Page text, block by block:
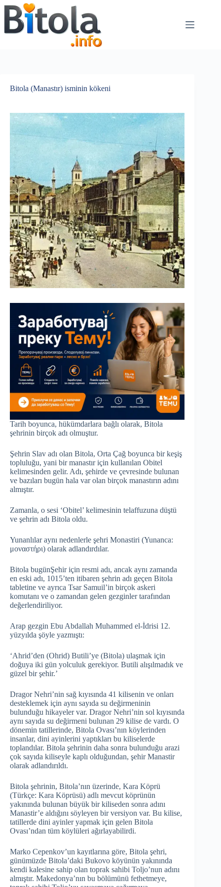
Bitola (Manastır) isminin kökeni
Tarih boyunca, hükümdarlara bağlı olarak, Bitola
şehrinin birçok adı olmuştur.
Şehrin Slav adı olan Bitola, Orta Çağ boyunca bir keşiş
topluluğu, yani bir manastır için kullanılan Obitel
kelimesinden gelir. Adı, şehirde ve çevresinde bulunan
ve bazıları bugün hala var olan birçok manastırın adını
almıştır.
Zamanla, o sesi ‘Obitel’ kelimesinin telaffuzuna düştü
ve şehrin adı Bitola oldu.
Yunanlılar aynı nedenlerle şehri Monastiri (Yunanca:
μοναστήρι) olarak adlandırdılar.
Bitola bugünŞehir için resmi adı, ancak aynı zamanda
en eski adı, 1015’ten itibaren şehrin adı geçen Bitola
tabletine ve ayrıca Tsar Samuil’in birçok askeri
komutanı ve o zamandan gelen gezginler tarafından
değerlendiriliyor.
Arap gezgin Ebu Abdallah Muhammed el-İdrisi 12.
yüzyılda şöyle yazmıştı:
‘Ahrid’den (Ohrid) Butili’ye (Bitola) ulaşmak için
doğuya iki gün yolculuk gerekiyor. Butili alışılmadık ve
güzel bir şehir.’
Dragor Nehri’nin sağ kıyısında 41 kilisenin ve onları
desteklemek için aynı sayıda su değirmeninin
bulunduğu hikayeler var. Dragor Nehri’nin sol kıyısında
aynı sayıda su değirmeni bulunan 29 kilise de vardı. O
dönemin tatillerinde, Bitola Ovası’nın köylerinden
insanlar, dini ayinlerini yaptıkları bu kiliselerde
toplandılar. Bitola şehrinin daha sonra bulunduğu arazi
çok sayıda kiliseyle kaplı olduğundan, şehir Manastir
olarak adlandırıldı.
Bitola şehrinin, Bitola’nın üzerinde, Kara Köprü
(Türkçe: Kara Köprüsü) adlı mevcut köprünün
yakınında bulunan büyük bir kiliseden sonra adını
Manastir’e aldığını söyleyen bir versiyon var. Bu kilise,
tatillerde dini ayinler yapmak için gelen Bitola
Ovası’ndan tüm köylüleri ağırlayabilirdi.
Marko Cepenkov’un kayıtlarına göre, Bitola şehri,
günümüzde Bitola’daki Bukovo köyünün yakınında
kendi kalesine sahip olan toprak sahibi Toljo’nun adını
almıştır. Makedonya’nın bu bölümünü fethetmeye,